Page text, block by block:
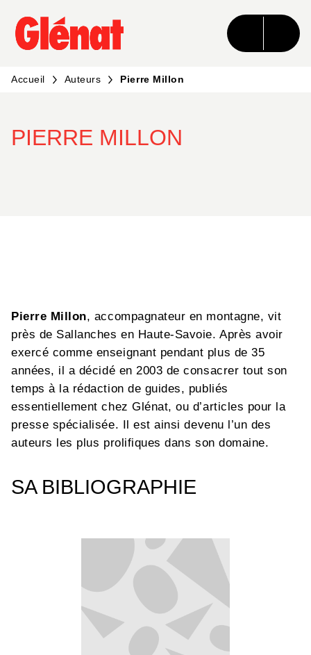
MENU RECHERCHE CONTENU
PIED DE PAGE
Accueil Auteurs Pierre Millon
PIERRE MILLON
Pierre Millon, accompagnateur en montagne, vit
près de Sallanches en Haute-Savoie. Après avoir
exercé comme enseignant pendant plus de 35
années, il a décidé en 2003 de consacrer tout son
temps à la rédaction de guides, publiés
essentiellement chez Glénat, ou d’articles pour la
presse spécialisée. Il est ainsi devenu l’un des
auteurs les plus prolifiques dans son domaine.
SA BIBLIOGRAPHIE